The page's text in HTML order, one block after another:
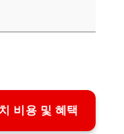
비용 및 혜택